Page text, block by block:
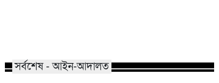
সর্বশেষ - আইন-আদালত